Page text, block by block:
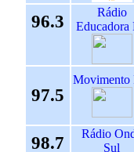
96.3
Rádio
Educadora
97.5
Movimento
98.7
Rádio
Sul